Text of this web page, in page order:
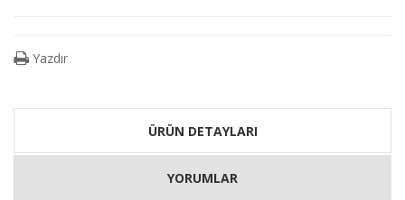
Yazdır
ÜRÜN DETAYLARI
YORUMLAR